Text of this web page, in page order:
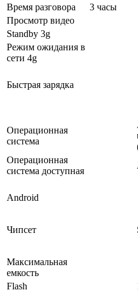
Время разговора
3 часы
Просмотр видео
Standby 3g
Режим ожидания в
сети 4g
Быстрая зарядка
Операционная
система
Операционная
система доступная
Android
Чипсет
Максимальная
емкость
Flash